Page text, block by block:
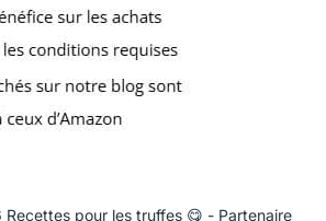
pour les truffes 😋 - Partenaire